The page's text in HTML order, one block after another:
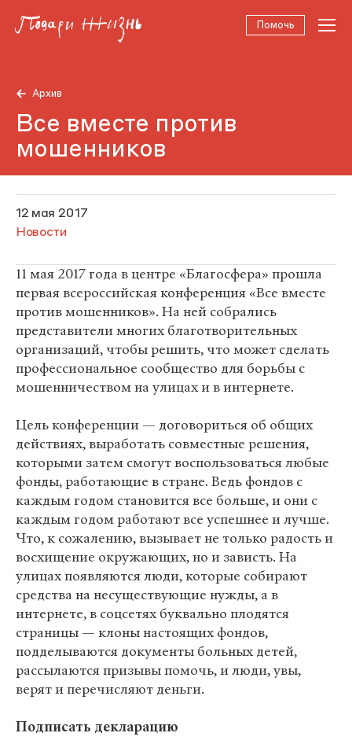
Помочь
Архив
Все вместе против
мошенников
12 мая 2017
Новости
11 мая 2017 года в центре «Благосфера» прошла
первая всероссийская конференция «Все вместе
против мошенников». На ней собрались
представители многих благотворительных
организаций, чтобы решить, что может сделать
профессиональное сообщество для борьбы с
мошенничеством на улицах и в интернете.
Цель конференции — договориться об общих
действиях, выработать совместные решения,
которыми затем смогут воспользоваться любые
фонды, работающие в стране. Ведь фондов с
каждым годом становится все больше, и они с
каждым годом работают все успешнее и лучше.
Что, к сожалению, вызывает не только радость и
восхищение окружающих, но и зависть. На
улицах появляются люди, которые собирают
средства на несуществующие нужды, а в
интернете, в соцсетях буквально плодятся
страницы — клоны настоящих фондов,
подделываются документы больных детей,
рассылаются призывы помочь, и люди, увы,
верят и перечисляют деньги.
Подписать декларацию